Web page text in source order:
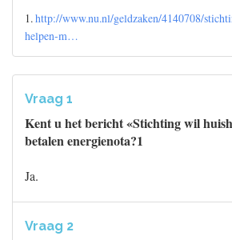
1.http://www.nu.nl/geldzaken/4140708/
helpen-m…
Vraag 1
Kent u het bericht «Stichting wil
betalen energienota?1
Ja.
Vraag 2